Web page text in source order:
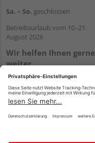
Sa. – So. geschlossen
Betreibsurlaub vom 10.-21.
August 2026
Wir helfen Ihnen gerne
weiter
Tel.:07433904650
WhatsApp
Impressum AGB